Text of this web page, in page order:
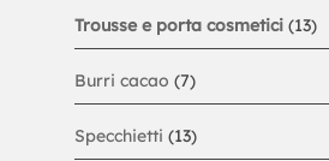
Trousse e porta cosmetici (13)
Burri cacao (7)
Specchietti (13)